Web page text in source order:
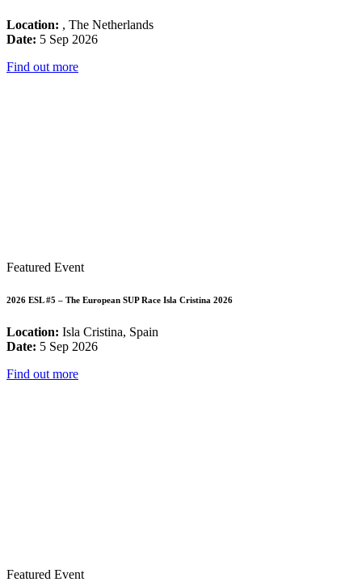
Location: , The Netherlands
Date: 5 Sep 2026
Find out more
Featured Event
2026 ESL #5 – The European SUP Race Isla Cristina 2026
Location: Isla Cristina, Spain
Date: 5 Sep 2026
Find out more
Featured Event